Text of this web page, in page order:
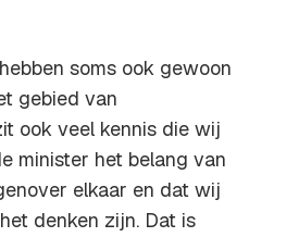
soms ook gewoon
gebied van
ook veel kennis die wij
minister het belang van
elkaar en dat wij
denken zijn. Dat is